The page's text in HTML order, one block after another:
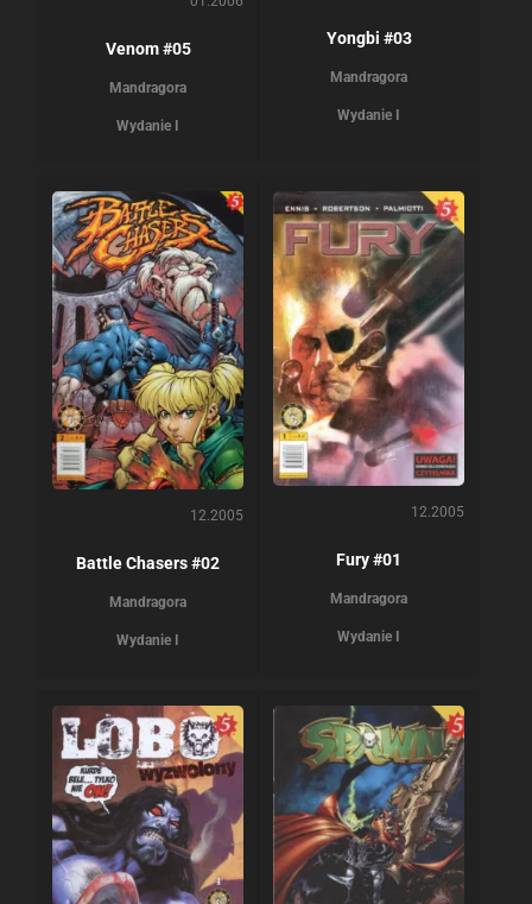
Venom #05
Mandragora
Wydanie I
Yongbi #03
Mandragora
Wydanie I
12.2005
Battle Chasers #02
Mandragora
Wydanie I
12.2005
Fury #01
Mandragora
Wydanie I